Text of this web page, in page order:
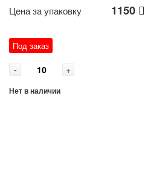
Цена за упаковку 1150
Под заказ
- +
Нет в наличии